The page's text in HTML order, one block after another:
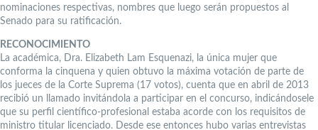
nominaciones respectivas, nombres que luego serán propuestos al
Senado para su ratificación.
RECONOCIMIENTO
La académica, Dra. Elizabeth Lam Esquenazi, la única mujer que
conforma la cinquena y quien obtuvo la máxima votación de parte de
los jueces de la Corte Suprema (17 votos), cuenta que en abril de 2013
recibió un llamado invitándola a participar en el concurso, indicándosele
que su perfil científico-profesional estaba acorde con los requisitos de
ministro titular licenciado. Desde ese entonces hubo varias entrevistas